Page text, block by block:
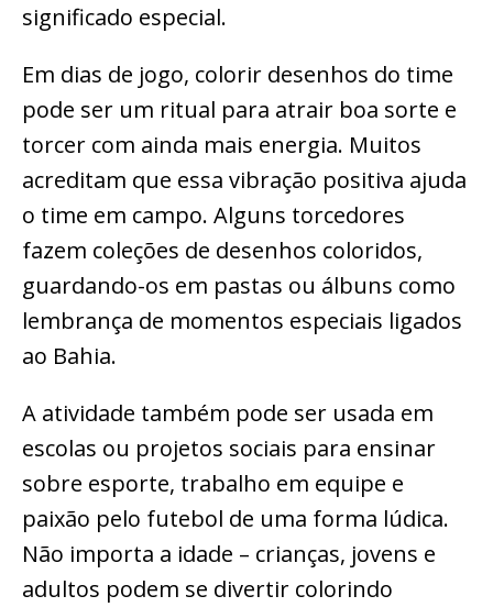
significado especial.
Em dias de jogo, colorir desenhos do time
pode ser um ritual para atrair boa sorte e
torcer com ainda mais energia. Muitos
acreditam que essa vibração positiva ajuda
o time em campo. Alguns torcedores
fazem coleções de desenhos coloridos,
guardando-os em pastas ou álbuns como
lembrança de momentos especiais ligados
ao Bahia.
A atividade também pode ser usada em
escolas ou projetos sociais para ensinar
sobre esporte, trabalho em equipe e
paixão pelo futebol de uma forma lúdica.
Não importa a idade – crianças, jovens e
adultos podem se divertir colorindo